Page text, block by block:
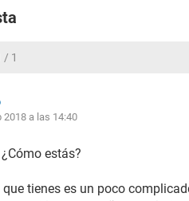
/ 1
2018 a las 14:40
estás?
tienes es un poco